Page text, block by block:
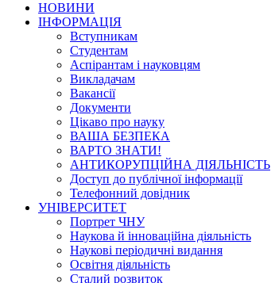
НОВИНИ
ІНФОРМАЦІЯ
Вступникам
Студентам
Аспірантам і науковцям
Викладачам
Вакансії
Документи
Цікаво про науку
ВАША БЕЗПЕКА
ВАРТО ЗНАТИ!
АНТИКОРУПЦІЙНА ДІЯЛЬНІСТЬ
Доступ до публічної інформації
Телефонний довідник
УНІВЕРСИТЕТ
Портрет ЧНУ
Наукова й інноваційна діяльність
Наукові періодичні видання
Освітня діяльність
Сталий розвиток